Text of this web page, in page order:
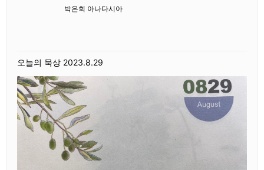
박은회 아나다시아
오늘의 묵상 2023.8.29